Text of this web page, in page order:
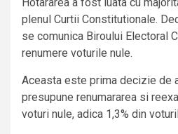
Hotararea a fost luata cu
plenul Curtii Constitutionale.
se comunica Biroului Electoral
renumere voturile nule.
Aceasta este prima decizie de
presupune renumararea si
voturi nule, adica 1,3% din